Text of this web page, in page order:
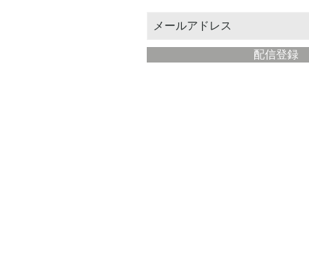
配信登録